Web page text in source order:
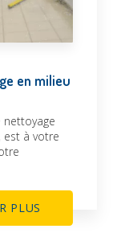
en milieu
nettoyage
est à votre
PLUS